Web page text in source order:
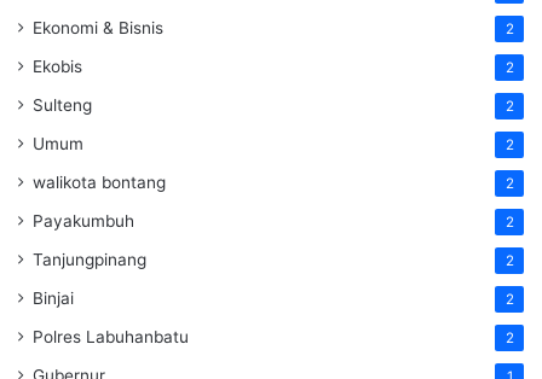
Ekonomi & Bisnis 2
Ekobis 2
Sulteng 2
Umum 2
walikota bontang 2
Payakumbuh 2
Tanjungpinang 2
Binjai 2
Polres Labuhanbatu 2
Gubernur